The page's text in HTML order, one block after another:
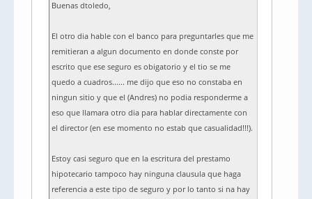
Buenas dtoledo,
El otro dia hable con el banco para preguntarles que me
remitieran a algun documento en donde conste por
escrito que ese seguro es obigatorio y el tio se me
quedo a cuadros...... me dijo que eso no constaba en
ningun sitio y que el (Andres) no podia responderme a
eso que llamara otro dia para hablar directamente con
el director (en ese momento no estab que casualidad!!!).
Estoy casi seguro que en la escritura del prestamo
hipotecario tampoco hay ninguna clausula que haga
referencia a este tipo de seguro y por lo tanto si na hay